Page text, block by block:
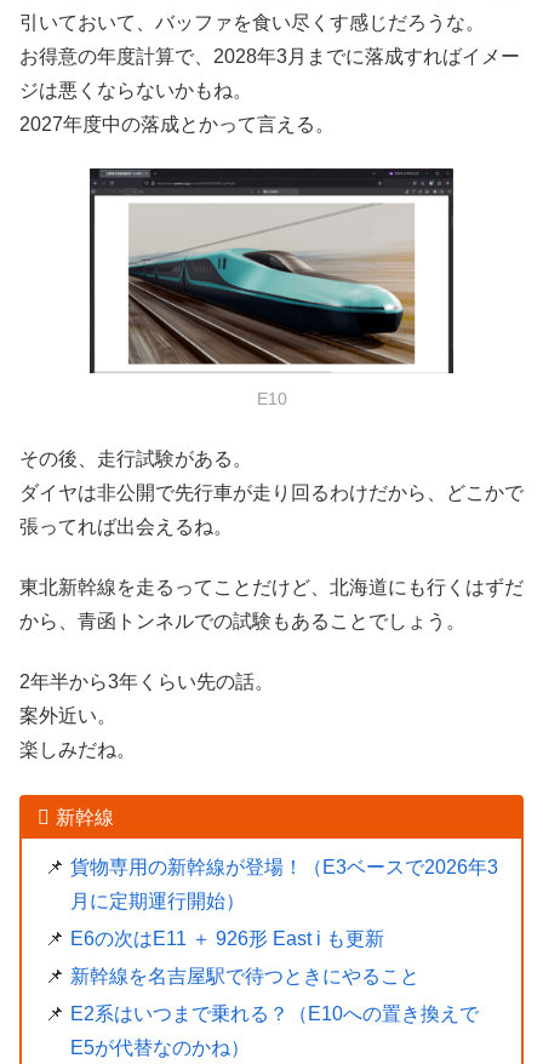
引いておいて、バッファを食い尽くす感じだろうな。
お得意の年度計算で、2028年3月までに落成すればイメー
ジは悪くならないかもね。
2027年度中の落成とかって言える。
E10
その後、走行試験がある。
ダイヤは非公開で先行車が走り回るわけだから、どこかで
張ってれば出会えるね。
東北新幹線を走るってことだけど、北海道にも行くはずだ
から、青函トンネルでの試験もあることでしょう。
2年半から3年くらい先の話。
案外近い。
楽しみだね。
新幹線
貨物専用の新幹線が登場！（E3ベースで2026年3
月に定期運行開始）
E6の次はE11 ＋ 926形 East i も更新
新幹線を名吉屋駅で待つときにやること
E2系はいつまで乗れる？（E10への置き換えで
E5が代替なのかね）